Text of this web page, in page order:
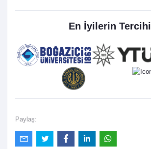
En İyilerin Tercihi
Paylaş: